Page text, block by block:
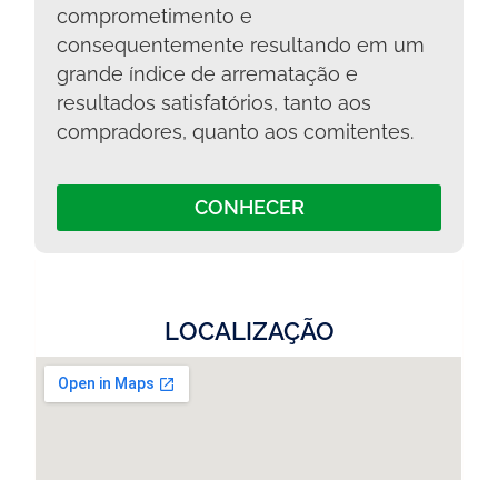
comprometimento e
consequentemente resultando em um
grande índice de arrematação e
resultados satisfatórios, tanto aos
compradores, quanto aos comitentes.
CONHECER
LOCALIZAÇÃO